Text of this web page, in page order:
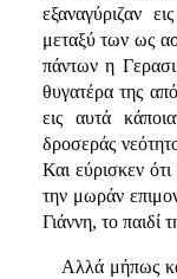
εξαναγύριζαν
μεταξύ των ως
πάντων η
θυγατέρα της
εις αυτά
δροσεράς
Και εύρισκεν
την μωράν
Γιάννη, το παιδί
Αλλά μήπως